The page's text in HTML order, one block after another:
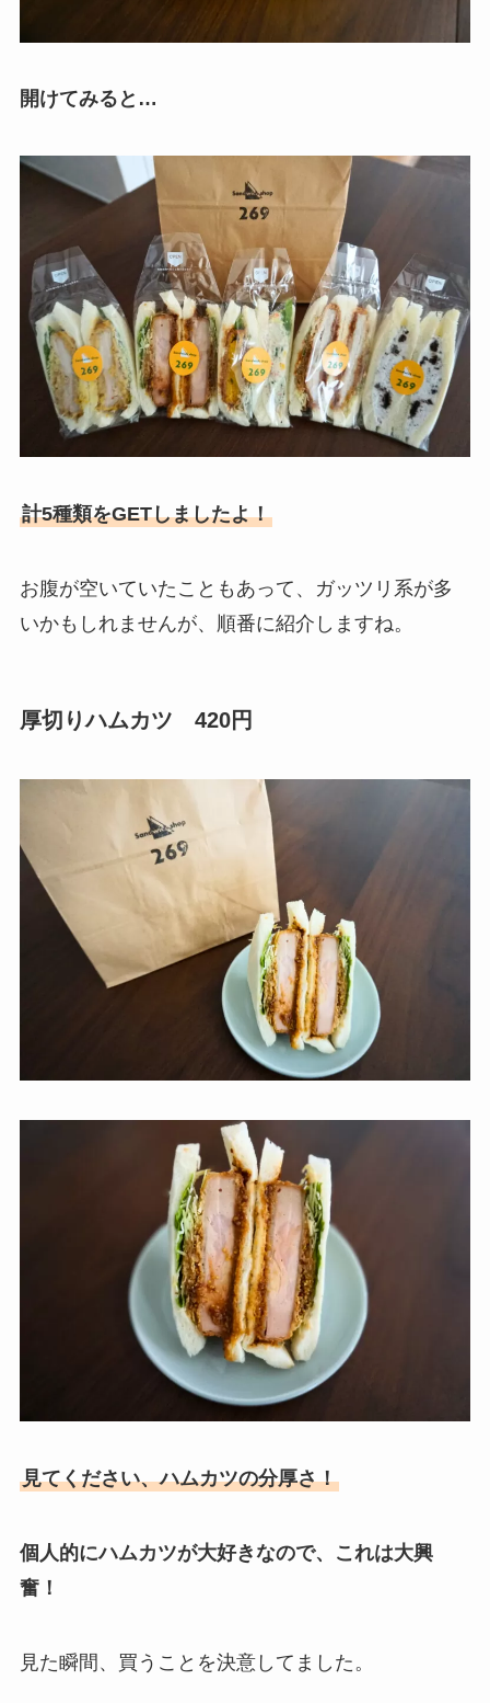
開けてみると…
計5種類をGETしましたよ！
お腹が空いていたこともあって、ガッツリ系が多
いかもしれませんが、順番に紹介しますね。
厚切りハムカツ 420円
見てください、ハムカツの分厚さ！
個人的にハムカツが大好きなので、これは大興
奮！
見た瞬間、買うことを決意してました。